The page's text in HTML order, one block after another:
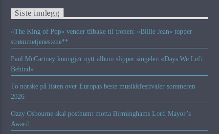
Siste innlegg
«The King of Pop» vender tilbake til tronen: «Billie Jean» topper
strømmetjenestene**
Paul McCartney kunngjør nytt album slipper singelen «Days We Left
Behind»
To norske på listen over Europas beste musikkfestivaler sommeren
2026
Ozzy Osbourne skal posthumt motta Birminghams Lord Mayor’s
Award